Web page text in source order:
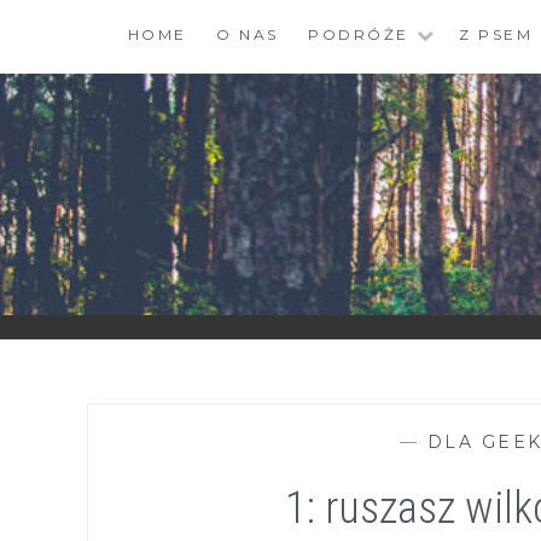
content
HOME O NAS PODRÓŻE Z PSEM
ZGRANESTADO.PL
FOTOGRAFICZNE ZAPISKI DNIA CODZIENNEGO
— DLA
1: ruszasz